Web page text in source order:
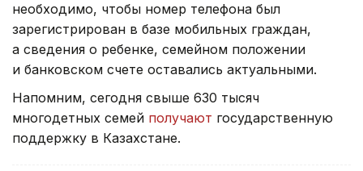
необходимо, чтобы номер телефона был
зарегистрирован в базе мобильных граждан,
а сведения о ребенке, семейном положении
и банковском счете оставались актуальными.
Напомним, сегодня свыше 630 тысяч
многодетных семей получают государственную
поддержку в Казахстане.